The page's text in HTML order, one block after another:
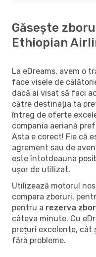
Găsește
Ethiopian
La eDreams, avem o
face visele de
dacă ai visat să faci
către destinația ta
întreg de oferte
compania aeriană
Asta e corect! Fie că
agrement sau de
este întotdeauna
ușor de utilizat.
Utilizează motorul
compara zboruri,
pentru a rezerva
câteva minute. Cu
prețuri excelente, cât
fără probleme.